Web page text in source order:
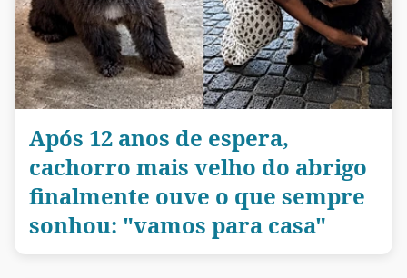
Após 12 anos de espera,
cachorro mais velho do abrigo
finalmente ouve o que sempre
sonhou: "vamos para casa"